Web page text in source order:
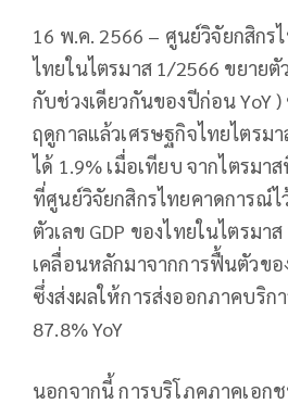
16 พ.ค. 2566 – ศูนย์วิจัยกสิกร
ไทยในไตรมาส 1/2566 ขยายตั
กับช่วงเดียวกันของปีก่อน YoY
ฤดูกาลแล้วเศรษฐกิจไทยไตรม
ได้ 1.9% เมื่อเทียบ จากไตรมา
ที่ศูนย์วิจัยกสิกรไทยคาดการณ์
ตัวเลข GDP ของไทยในไตรม
เคลื่อนหลักมาจากการฟื้นตัวขอ
ซึ่งส่งผลให้การส่งออกภาคบริก
87.8% YoY
นอกจากนี้ การบริโภคภาคเอก